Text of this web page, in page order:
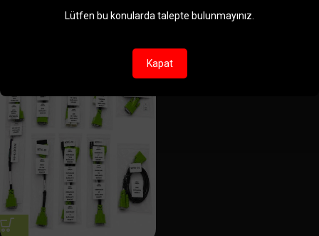
Kenar çubuğunu göster
Lütfen bu konularda talepte bulunmayınız.
Kapat